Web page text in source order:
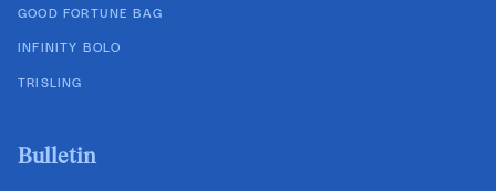
GOOD FORTUNE BAG
INFINITY BOLO
TRISLING
Bulletin